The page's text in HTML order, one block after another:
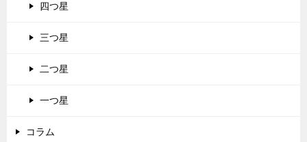
四つ星
三つ星
二つ星
一つ星
コラム